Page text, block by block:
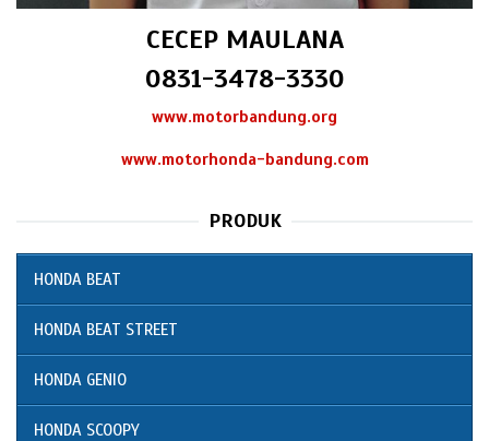
CECEP MAULANA
0831-3478-3330
www.motorbandung.org
www.motorhonda-bandung.com
PRODUK
HONDA BEAT
HONDA BEAT STREET
HONDA GENIO
HONDA SCOOPY